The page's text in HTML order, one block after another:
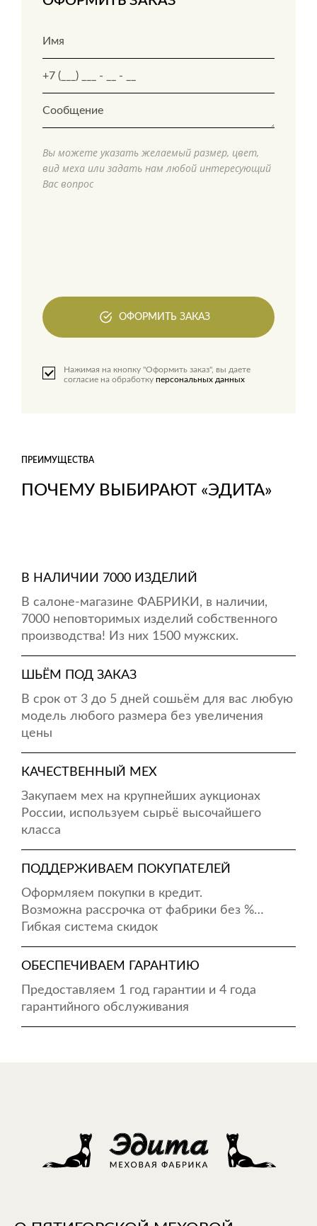
Вы можете указать желаемый размер, цвет,
вид меха или задать нам любой интересующий
Вас вопрос
ОФОРМИТЬ ЗАКАЗ
Нажимая на кнопку "Оформить заказ", вы даете
согласие на обработку персональных данных
ПОЧЕМУ ВЫБИРАЮТ «ЭДИТА»
ПРЕИМУЩЕСТВА
В НАЛИЧИИ 7000 ИЗДЕЛИЙ
В салоне-магазине ФАБРИКИ, в наличии,
7000 неповторимых изделий собственного
производства! Из них 1500 мужских.
ШЬЁМ ПОД ЗАКАЗ
В срок от 3 до 5 дней сошьём для вас любую
модель любого размера без увеличения
цены
КАЧЕСТВЕННЫЙ МЕХ
Закупаем мех на крупнейших аукционах
России, используем сырьё высочайшего
класса
ПОДДЕРЖИВАЕМ ПОКУПАТЕЛЕЙ
Оформляем покупки в кредит.
Возможна рассрочка от фабрики без %…
Гибкая система скидок
ОБЕСПЕЧИВАЕМ ГАРАНТИЮ
Предоставляем 1 год гарантии и 4 года
гарантийного обслуживания